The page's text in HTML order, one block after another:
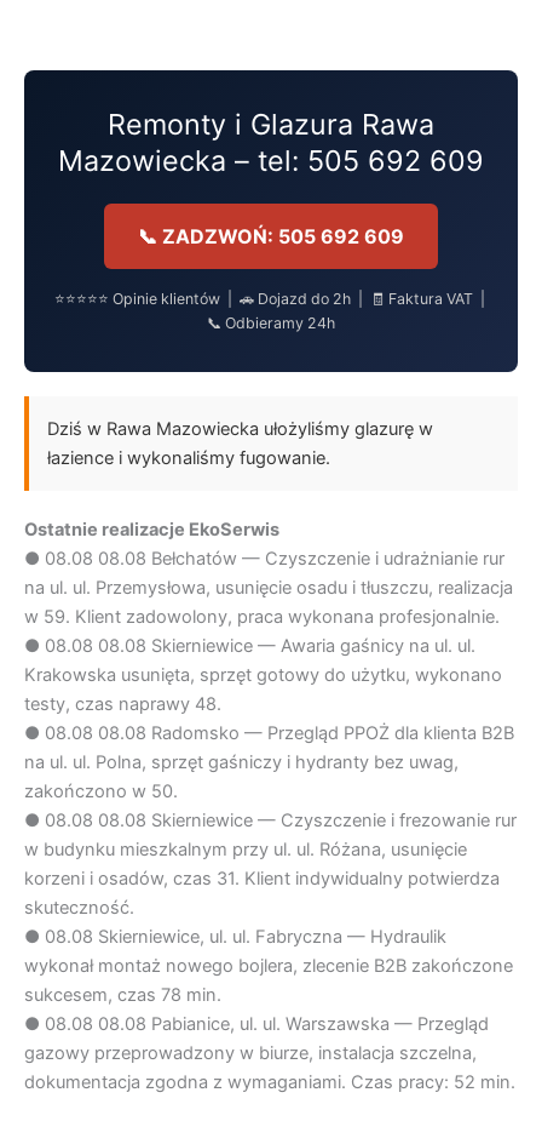
treści
Remonty i Glazura Rawa
Mazowiecka – tel: 505 692 609
📞 ZADZWOŃ: 505 692 609
⭐⭐⭐⭐⭐ Opinie klientów | 🚗 Dojazd do 2h | 🧾 Faktura VAT |
📞 Odbieramy 24h
Dziś w Rawa Mazowiecka ułożyliśmy glazurę w
łazience i wykonaliśmy fugowanie.
Ostatnie realizacje EkoSerwis
● 08.08 08.08 Bełchatów — Czyszczenie i udrażnianie rur
na ul. ul. Przemysłowa, usunięcie osadu i tłuszczu, realizacja
w 59. Klient zadowolony, praca wykonana profesjonalnie.
● 08.08 08.08 Skierniewice — Awaria gaśnicy na ul. ul.
Krakowska usunięta, sprzęt gotowy do użytku, wykonano
testy, czas naprawy 48.
● 08.08 08.08 Radomsko — Przegląd PPOŻ dla klienta B2B
na ul. ul. Polna, sprzęt gaśniczy i hydranty bez uwag,
zakończono w 50.
● 08.08 08.08 Skierniewice — Czyszczenie i frezowanie rur
w budynku mieszkalnym przy ul. ul. Różana, usunięcie
korzeni i osadów, czas 31. Klient indywidualny potwierdza
skuteczność.
● 08.08 Skierniewice, ul. ul. Fabryczna — Hydraulik
wykonał montaż nowego bojlera, zlecenie B2B zakończone
sukcesem, czas 78 min.
● 08.08 08.08 Pabianice, ul. ul. Warszawska — Przegląd
gazowy przeprowadzony w biurze, instalacja szczelna,
dokumentacja zgodna z wymaganiami. Czas pracy: 52 min.